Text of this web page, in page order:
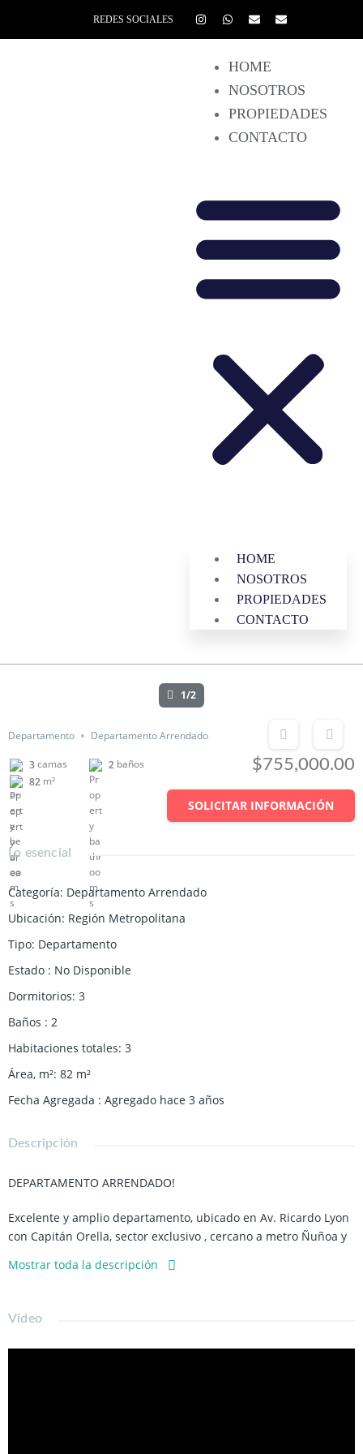
REDES SOCIALES
HOME
NOSOTROS
PROPIEDADES
CONTACTO
HOME
NOSOTROS
PROPIEDADES
CONTACTO
1/2
Departamento Departamento Arrendado
3camas 2 baños
82 m²
$755,000.00
SOLICITAR INFORMACIÓN
Lo esencial
Categoría: Departamento Arrendado
Ubicación: Región Metropolitana
Tipo: Departamento
Estado : No Disponible
Dormitorios: 3
Baños : 2
Habitaciones totales: 3
Área, m²: 82 m²
Fecha Agregada : Agregado hace 3 años
Descripción
DEPARTAMENTO ARRENDADO!
Excelente y amplio departamento, ubicado en Av. Ricardo Lyon
con Capitán Orella, sector exclusivo , cercano a metro Ñuñoa y
locomoción. (Video al final de las fotos)
-Terraza 6 m2 aprox.
-Living comedor amplio con salida a terraza.
Mostrar toda la descripción
Video